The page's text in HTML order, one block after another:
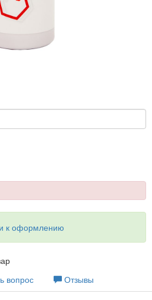
к оформлению
вопрос Отзывы